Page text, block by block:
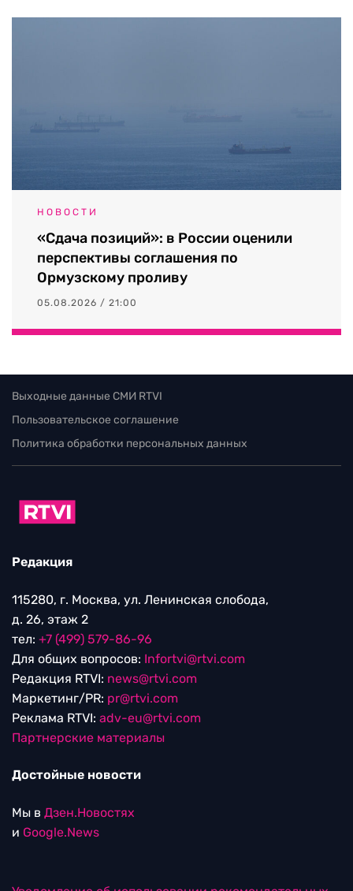
НОВОСТИ
«Сдача позиций»: в России оценили
перспективы соглашения по
Ормузскому проливу
05.08.2026 / 21:00
Выходные данные СМИ RTVI
Пользовательское соглашение
Политика обработки персональных данных
Редакция
115280, г. Москва, ул. Ленинская слобода,
д. 26, этаж 2
тел: +7 (499) 579-86-96
Для общих вопросов: Infortvi@rtvi.com
Редакция RTVI: news@rtvi.com
Маркетинг/PR: pr@rtvi.com
Реклама RTVI: adv-eu@rtvi.com
Партнерские материалы
Достойные новости
Мы в Дзен.Новостях
и Google.News